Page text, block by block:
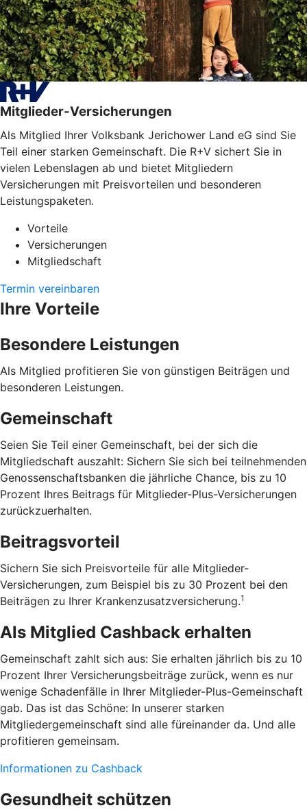
Mitglieder-Versicherungen
Als Mitglied Ihrer Volksbank Jerichower Land eG sind Sie
Teil einer starken Gemeinschaft. Die R+V sichert Sie in
vielen Lebenslagen ab und bietet Mitgliedern
Versicherungen mit Preisvorteilen und besonderen
Leistungspaketen.
Vorteile
Versicherungen
Mitgliedschaft
Termin vereinbaren
Ihre Vorteile
Besondere Leistungen
Als Mitglied profitieren Sie von günstigen Beiträgen und
besonderen Leistungen.
Gemeinschaft
Seien Sie Teil einer Gemeinschaft, bei der sich die
Mitgliedschaft auszahlt: Sichern Sie sich bei teilnehmenden
Genossenschaftsbanken die jährliche Chance, bis zu 10
Prozent Ihres Beitrags für Mitglieder-Plus-Versicherungen
zurückzuerhalten.
Beitragsvorteil
Sichern Sie sich Preisvorteile für alle Mitglieder-
Versicherungen, zum Beispiel bis zu 30 Prozent bei den
Beiträgen zu Ihrer Krankenzusatzversicherung.1
Als Mitglied Cashback erhalten
Gemeinschaft zahlt sich aus: Sie erhalten jährlich bis zu 10
Prozent Ihrer Versicherungsbeiträge zurück, wenn es nur
wenige Schadenfälle in Ihrer Mitglieder-Plus-Gemeinschaft
gab. Das ist das Schöne: In unserer starken
Mitgliedergemeinschaft sind alle füreinander da. Und alle
profitieren gemeinsam.
Informationen zu Cashback
Gesundheit schützen